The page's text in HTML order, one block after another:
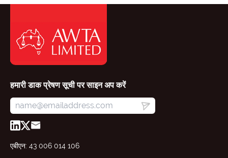
हमारी डाक प्रेषण सूची पर साइन अप करें
एबीएन: 43 006 014 106